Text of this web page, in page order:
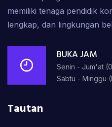
memiliki tenaga pendidik
lengkap, dan lingkungan
BUKA JAM
Senin - Jum'at
Sabtu - Minggu
Tautan